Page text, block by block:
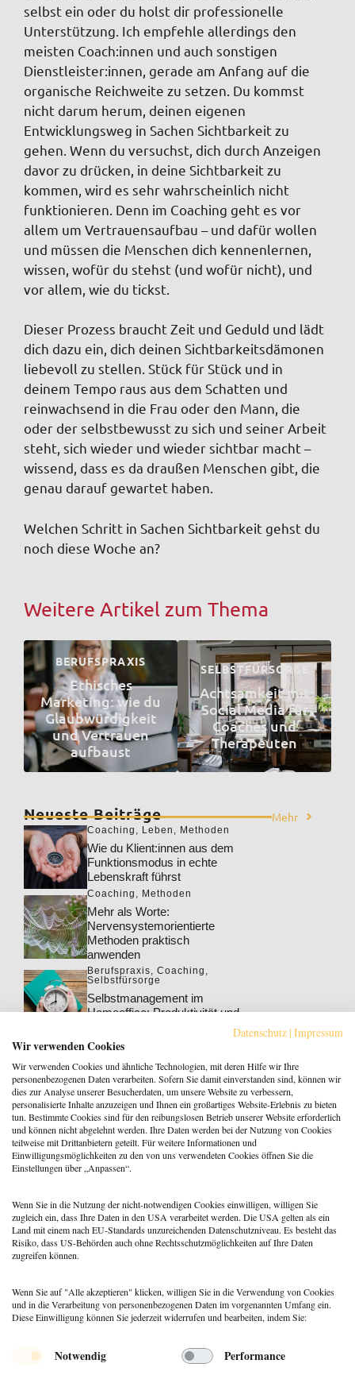
selbst ein oder du holst dir professionelle
Unterstützung. Ich empfehle allerdings den
meisten Coach:innen und auch sonstigen
Dienstleister:innen, gerade am Anfang auf die
organische Reichweite zu setzen. Du kommst
nicht darum herum, deinen eigenen
Entwicklungsweg in Sachen Sichtbarkeit zu
gehen. Wenn du versuchst, dich durch Anzeigen
davor zu drücken, in deine Sichtbarkeit zu
kommen, wird es sehr wahrscheinlich nicht
funktionieren. Denn im Coaching geht es vor
allem um Vertrauensaufbau – und dafür wollen
und müssen die Menschen dich kennenlernen,
wissen, wofür du stehst (und wofür nicht), und
vor allem, wie du tickst.
Dieser Prozess braucht Zeit und Geduld und lädt
dich dazu ein, dich deinen Sichtbarkeitsdämonen
liebevoll zu stellen. Stück für Stück und in
deinem Tempo raus aus dem Schatten und
reinwachsend in die Frau oder den Mann, die
oder der selbstbewusst zu sich und seiner Arbeit
steht, sich wieder und wieder sichtbar macht –
wissend, dass es da draußen Menschen gibt, die
genau darauf gewartet haben.
Welchen Schritt in Sachen Sichtbarkeit gehst du
noch diese Woche an?
Weitere Artikel zum Thema
BERUFSPRAXIS
Ethisches
Marketing: wie du
Glaubwürdigkeit
und Vertrauen
aufbaust
SELBSTFÜRSORGE
Achtsamkeit mit
Social Media für
Coaches und
Therapeuten
Neueste Beiträge Mehr
Coaching , Leben , Methoden
Wie du Klient:innen aus dem
Funktionsmodus in echte
Lebenskraft führst
Coaching Methoden
Mehr als Worte:
Nervensystemorientierte
Methoden praktisch
anwenden
Berufspraxis Coaching
Selbstfürsorge
Selbstmanagement im
Homeoffice: Produktivität und
Berufspraxis
Klarheit gewinnt: Gebucht
werden als Coach:in im KI-
Zeitalter
Berufspraxis
Patientenrechtegesetz: 5
typische Irrtümer im Fakten-
Check
Coaching
falschen Fragen? Zeit für ein
Repertoire-Update
Menü
Datenschutz | Impressum
Wir verwenden Cookies
Wir verwenden Cookies und ähnliche Technologien, mit deren Hilfe wir Ihre
personenbezogenen Daten verarbeiten. Sofern Sie damit einverstanden sind, können wir
dies zur Analyse unserer Besucherdaten, um unsere Website zu verbessern,
personalisierte Inhalte anzuzeigen und Ihnen ein großartiges Website-Erlebnis zu bieten
tun. Bestimmte Cookies sind für den reibungslosen Betrieb unserer Website erforderlich
und können nicht abgelehnt werden. Ihre Daten werden bei der Nutzung von Cookies
teilweise mit Drittanbietern geteilt. Für weitere Informationen und
Einwilligungsmöglichkeiten zu den von uns verwendeten Cookies öffnen Sie die
Einstellungen über „Anpassen“.
Wenn Sie in die Nutzung der nicht-notwendigen Cookies einwilligen, willigen Sie
zugleich ein, dass Ihre Daten in den USA verarbeitet werden. Die USA gelten als ein
Land mit einem nach EU-Standards unzureichenden Datenschutzniveau. Es besteht das
Risiko, dass US-Behörden auch ohne Rechtsschutzmöglichkeiten auf Ihre Daten
zugreifen können.
Wenn Sie auf "Alle akzeptieren" klicken, willigen Sie in die Verwendung von Cookies
und in die Verarbeitung von personenbezogenen Daten im vorgenannten Umfang ein.
Diese Einwilligung können Sie jederzeit widerrufen und bearbeiten, indem Sie:
Notwendig
Performance